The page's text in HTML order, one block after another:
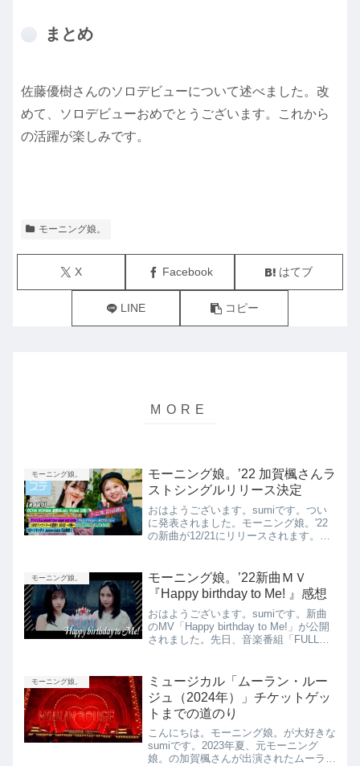
まとめ
佐藤優樹さんのソロデビューについて述べました。改
めて、ソロデビューおめでとうございます。これから
の活躍が楽しみです。
モーニング娘。
X Facebook はてブ
LINE コピー
モーニング娘。
モーニング娘。’22 加賀楓さんラ
ストシングルリリース決定
おはようございます。sumiです。つい
に発表されました。モーニング娘。'22
の新曲が12/21にリリースされます。今
ステにてリリース発表ハロ！ステのサム
ネイルを見ると、...
モーニング娘。
モーニング娘。’22新曲ＭＶ
『Happy birthday to Me! 』感想
おはようございます。sumiです。新曲
のMV「Happy birthday to Me!」が公開
されました。先日、音楽番組「FULL
ついて記し...
モーニング娘。
ミュージカル「ムーラン・ルー
ジュ（2024年）」チケットゲッ
トまでの道のり
こんにちは。モーニング娘。が大好きな
sumiです。2023年夏、元モーニング
娘。の加賀楓さんが出演されたムーラ